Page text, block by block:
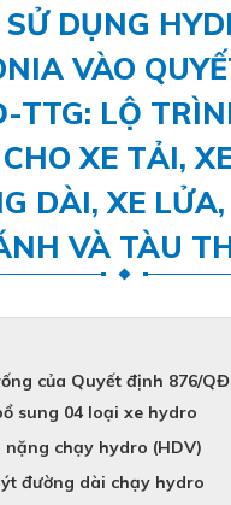
DỤNG
VÀO
TTG: LỘ
XE TẢI,
DÀI, XE
VÀ TÀU
của Quyết định 876/
sung 04 loại xe hydro
nặng chạy hydro (HDV)
đường dài chạy hydro